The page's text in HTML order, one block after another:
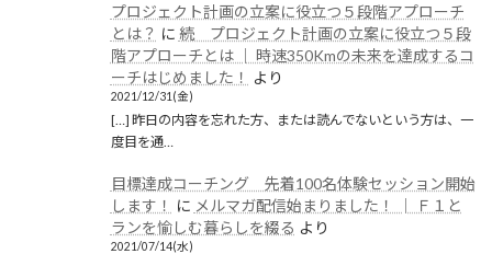
プロジェクト計画の立案に役立つ５段階アプローチ
とは？ に 続 プロジェクト計画の立案に役立つ５段
階アプローチとは │ 時速350Kmの未来を達成するコ
ーチはじめました！
より
2021/12/31(金)
[…] 昨日の内容を忘れた方、または読んでないという方は、一
度目を通…
目標達成コーチング 先着100名体験セッション開始
します！
に メルマガ配信始まりました！ │ Ｆ１と
ランを愉しむ暮らしを綴る より
2021/07/14(水)